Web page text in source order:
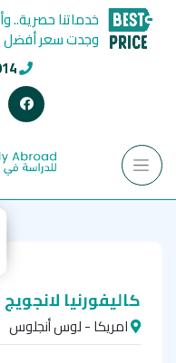
خدماتنا حصرية..
وجدت سعر أفضل
كاليفورنيا لانجويج
امريكا - لوس أنجلوس